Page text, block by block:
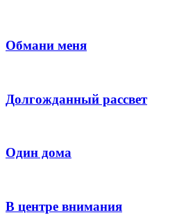
Обмани меня
Долгожданный рассвет
Один дома
В центре внимания